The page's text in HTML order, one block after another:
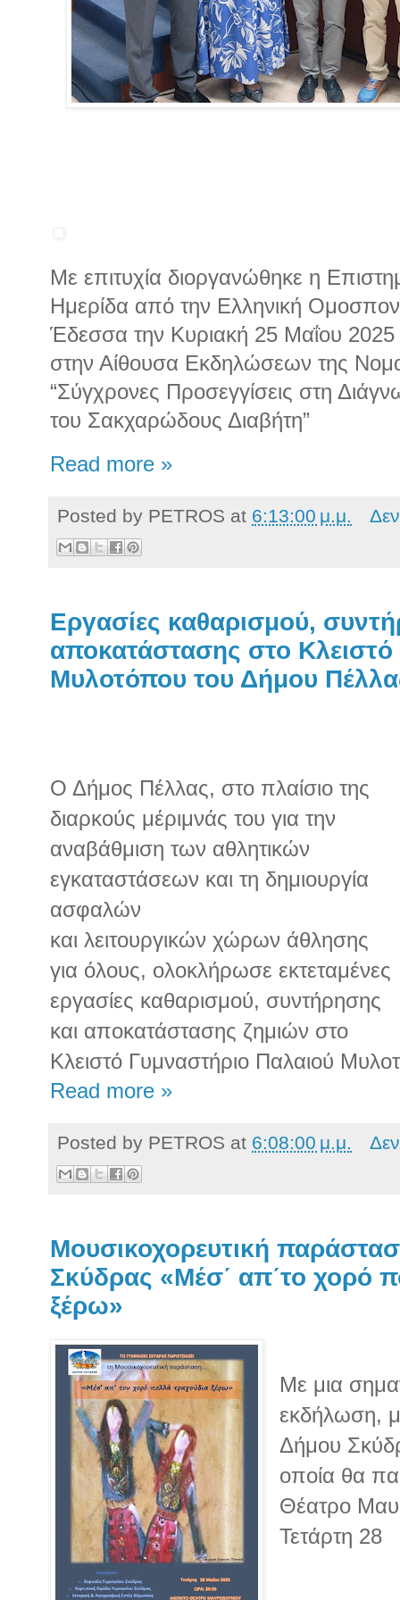
Με επιτυχία διοργανώθηκε η
Ημερίδα από την Ελληνική
Έδεσσα την Κυριακή 25 Μαΐου
στην Αίθουσα Εκδηλώσεων της
“Σύγχρονες Προσεγγίσεις στη
του Σακχαρώδους Διαβήτη”
Read more »
Posted by PETROS at 6:13:00 μ.μ.
Εργασίες καθαρισμού,
αποκατάστασης στο
Μυλοτόπου του Δήμου
Ο Δήμος Πέλλας, στο πλαίσιο της
διαρκούς μέριμνάς του για την
αναβάθμιση των αθλητικών
εγκαταστάσεων και τη δημιουργία
ασφαλών
και λειτουργικών χώρων άθλησης
για όλους, ολοκλήρωσε εκτεταμένες
εργασίες καθαρισμού, συντήρησης
και αποκατάστασης ζημιών στο
Κλειστό Γυμναστήριο Παλαιού
Read more »
Posted by PETROS at 6:08:00 μ.μ.
Μουσικοχορευτική
Σκύδρας «Μέσ΄ απ΄το χορό
ξέρω»
Με μια
εκδήλωση,
Δήμου
οποία θα
Θέατρο
Τετάρτη 28